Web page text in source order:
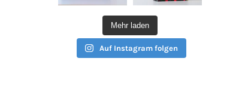
Mehr laden
Auf Instagram folgen